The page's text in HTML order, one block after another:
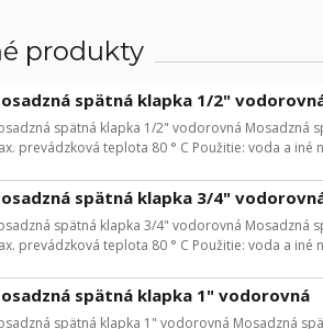
produkty
spätná klapka 1/2"
spätná klapka 1/2" vodorovná Mosadzná
prevádzková teplota 80 ° C Použitie: voda a iné
spätná klapka 3/4"
spätná klapka 3/4" vodorovná Mosadzná
prevádzková teplota 80 ° C Použitie: voda a iné
spätná klapka 1" vodorovná
spätná klapka 1" vodorovná Mosadzná